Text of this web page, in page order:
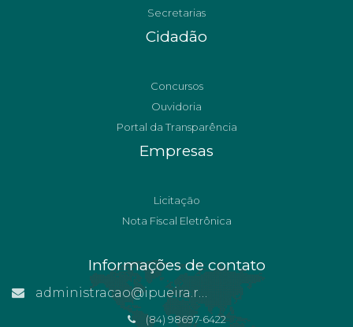
Secretarias
Cidadão
Concursos
Ouvidoria
Portal da Transparência
Empresas
Licitação
Nota Fiscal Eletrônica
Informações de contato
administracao@ipueira.rn.gov.br
(84) 98697-6422